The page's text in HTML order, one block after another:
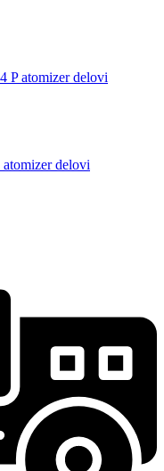
atomizer delovi
delovi